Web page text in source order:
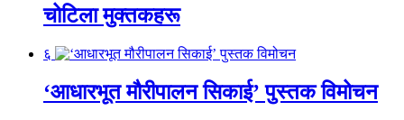
चोटिला मुक्तकहरू
६
‘आधारभूत मौरीपालन सिकाई’ पुस्तक विमोचन